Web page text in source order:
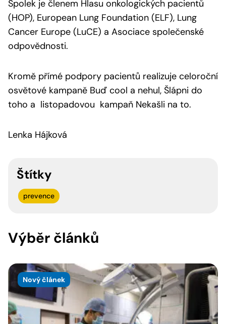
Spolek je členem Hlasu onkologických pacientů
(HOP), European Lung Foundation (ELF), Lung
Cancer Europe (LuCE) a Asociace společenské
odpovědnosti.
Kromě přímé podpory pacientů realizuje celoroční
osvětové kampaně Buď cool a nehul, Šlápni do
toho a listopadovou kampaň Nekašli na to.
Lenka Hájková
Štítky
prevence
Výběr článků
Nový článek